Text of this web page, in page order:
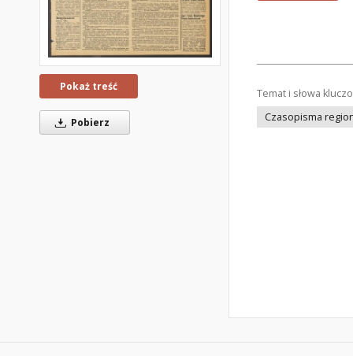
Pokaż treść
Pobierz
Temat i słowa
Czasopisma